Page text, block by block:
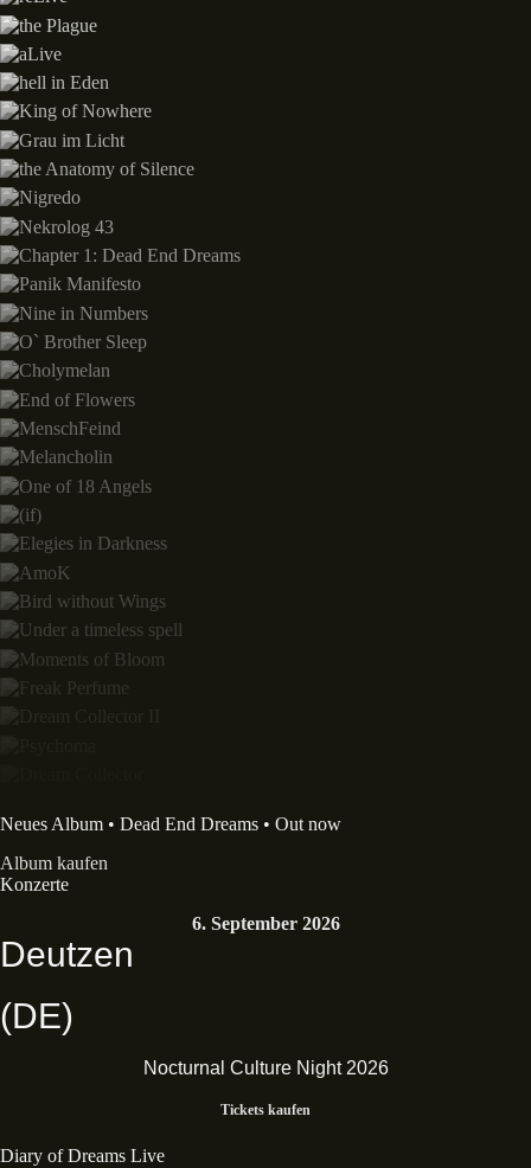
Neues Album • Dead End Dreams • Out now
Album kaufen
Konzerte
6. September 2026
Deutzen
(DE)
Nocturnal Culture Night 2026
Tickets kaufen
Diary of Dreams Live